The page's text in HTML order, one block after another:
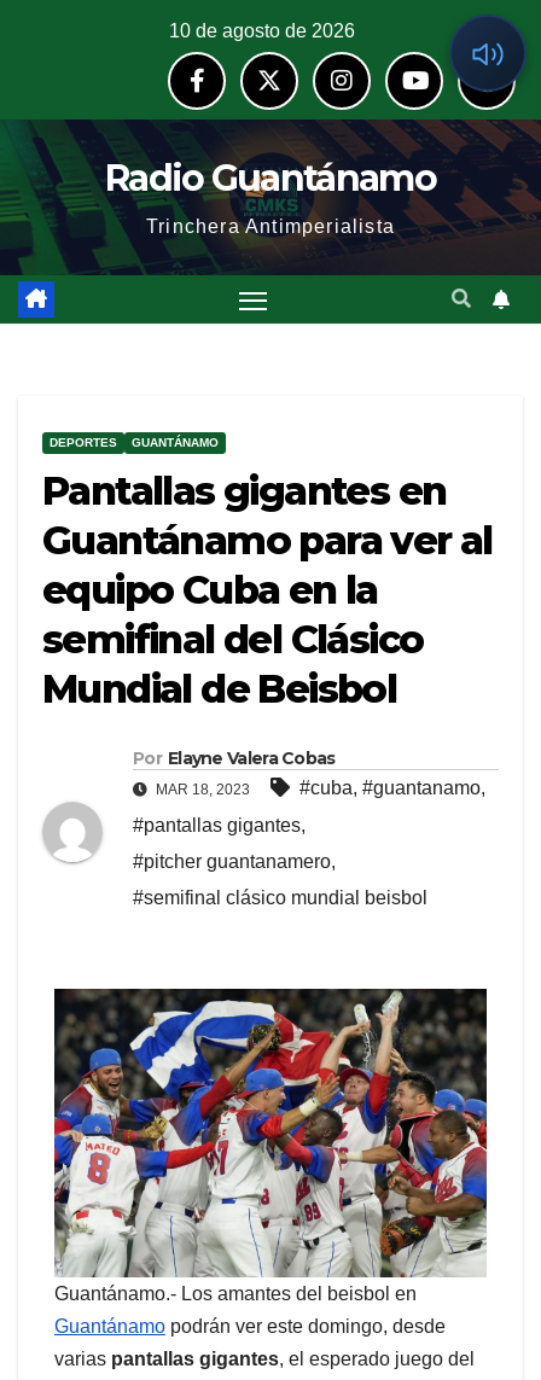
10 de agosto de 2026
Radio Guantánamo
Trinchera Antimperialista
DEPORTES GUANTÁNAMO
Pantallas gigantes en
Guantánamo para ver al
equipo Cuba en la
semifinal del Clásico
Mundial de Beisbol
Por Elayne Valera Cobas
MAR 18, 2023 #cuba, #guantanamo,
#pantallas gigantes,
#pitcher guantanamero,
#semifinal clásico mundial beisbol
Guantánamo.- Los amantes del beisbol en
Guantánamo podrán ver este domingo, desde
varias pantallas gigantes, el esperado juego del